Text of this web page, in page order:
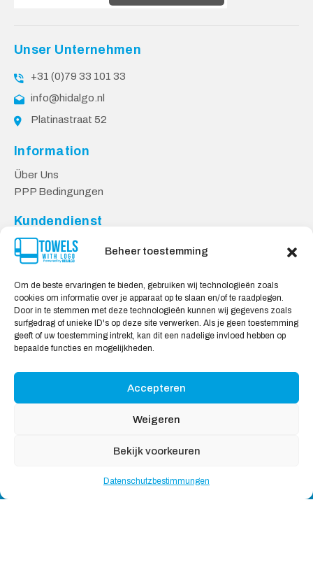
Beheer toestemming
Om de beste ervaringen te bieden, gebruiken wij technologieën zoals
cookies om informatie over je apparaat op te slaan en/of te raadplegen.
Door in te stemmen met deze technologieën kunnen wij gegevens zoals
surfgedrag of unieke ID's op deze site verwerken. Als je geen toestemming
geeft of uw toestemming intrekt, kan dit een nadelige invloed hebben op
bepaalde functies en mogelijkheden.
Accepteren
Weigeren
Bekijk voorkeuren
Datenschutzbestimmungen
Unser Unternehmen
+31 (0)79 33 101 33
info@hidalgo.nl
Platinastraat 52
Information
Über Uns
PPP Bedingungen
Kundendienst
Kontakt
Datenschutzbestimmungen
Sicheres Einkaufen
Mein Konto
Wir akzeptieren
Copyright © 2026 Handdoekeninclusieflogo
reserved